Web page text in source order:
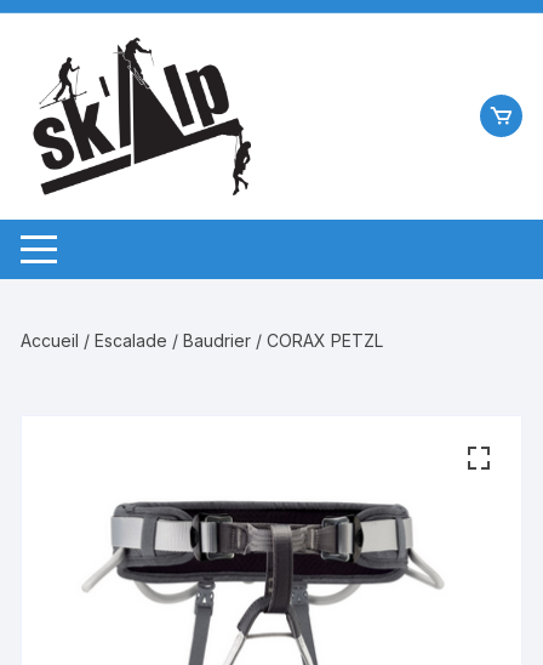
Aller
contenu
Accueil /Escalade /Baudrier / CORAX PETZL